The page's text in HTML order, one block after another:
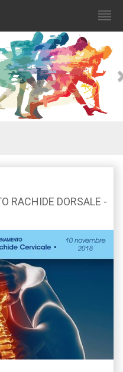
RACHIDE DORSALE -